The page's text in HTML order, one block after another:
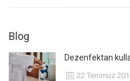
Blog
Dezenfektan
22 Temmuz